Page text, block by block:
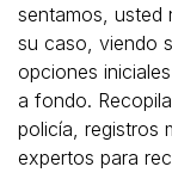
sentamos, usted
su caso, viendo
opciones
a fondo.
policía, registros
expertos para